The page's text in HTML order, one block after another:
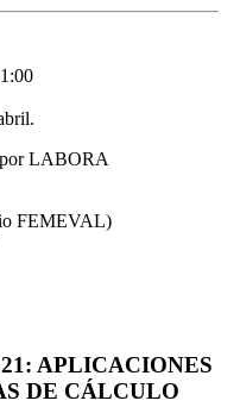
por LABORA
FEMEVAL)
APLICACIONES
DE CÁLCULO